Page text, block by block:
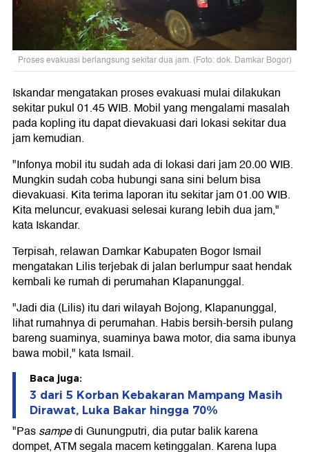
Proses evakuasi berlangsung sekitar dua jam. (Foto: dok. Damkar Bogor)
Iskandar mengatakan proses evakuasi mulai dilakukan
sekitar pukul 01.45 WIB. Mobil yang mengalami masalah
pada kopling itu dapat dievakuasi dari lokasi sekitar dua
jam kemudian.
"Infonya mobil itu sudah ada di lokasi dari jam 20.00 WIB.
Mungkin sudah coba hubungi sana sini belum bisa
dievakuasi. Kita terima laporan itu sekitar jam 01.00 WIB.
Kita meluncur, evakuasi selesai kurang lebih dua jam,"
kata Iskandar.
Terpisah, relawan Damkar Kabupaten Bogor Ismail
mengatakan Lilis terjebak di jalan berlumpur saat hendak
kembali ke rumah di perumahan Klapanunggal.
"Jadi dia (Lilis) itu dari wilayah Bojong, Klapanunggal,
lihat rumahnya di perumahan. Habis bersih-bersih pulang
bareng suaminya, suaminya bawa motor, dia sama ibunya
bawa mobil," kata Ismail.
Baca juga:
3 dari 5 Korban Kebakaran Mampang Masih
Dirawat, Luka Bakar hingga 70%
"Passampedi Gunungputri, dia putar balik karena
dompet, ATM segala macem ketinggalan. Karena lupa